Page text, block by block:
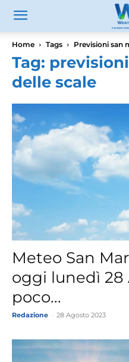
Home Tags Previsioni san
Tag:
delle scale
Meteo San
oggi lunedì 28
poco...
Redazione 28 Agosto 2023